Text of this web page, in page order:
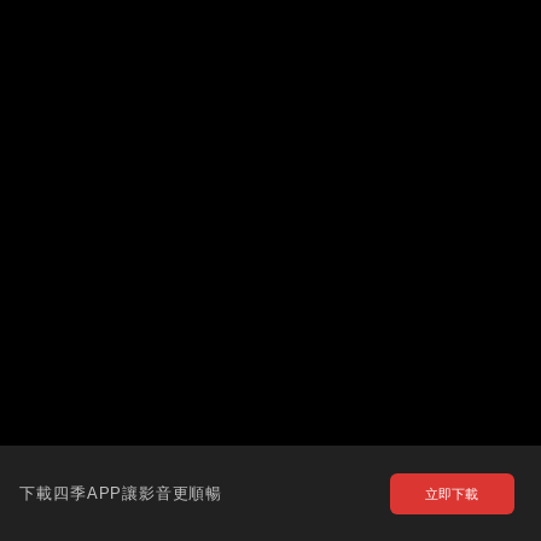
下載四季APP讓影音更順暢 立即下載